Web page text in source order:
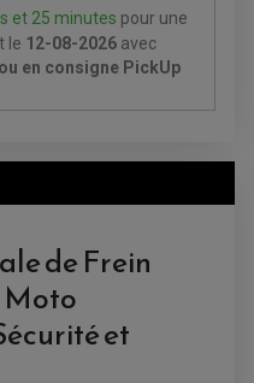
et 25 minutes pour une
le 12-08-2026 avec
en consigne PickUp
de Frein
et